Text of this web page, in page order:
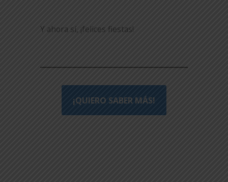
Y ahora sí, ¡felices fiestas!
¡QUIERO SABER MÁS!